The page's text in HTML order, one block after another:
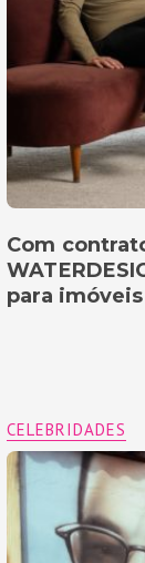
Com
para
CELEBRIDADES